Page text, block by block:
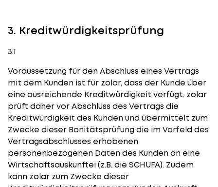
3. Kreditwürdigkeitsprüfung
3.1
Voraussetzung für den Abschluss eines Vertrags
mit dem Kunden ist für zolar, dass der Kunde über
eine ausreichende Kreditwürdigkeit verfügt. zolar
prüft daher vor Abschluss des Vertrags die
Kreditwürdigkeit des Kunden und übermittelt zum
Zwecke dieser Bonitätsprüfung die im Vorfeld des
Vertragsabschlusses erhobenen
personenbezogenen Daten des Kunden an eine
Wirtschaftsauskunftei (z.B. die SCHUFA). Zudem
kann zolar zum Zwecke dieser